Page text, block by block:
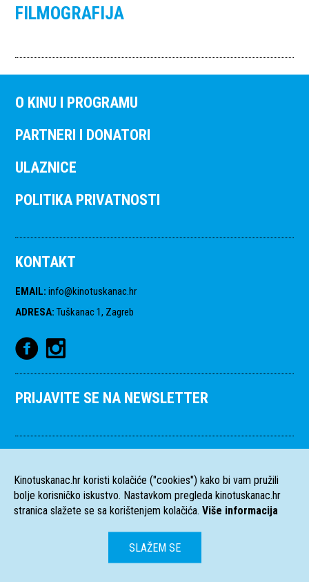
FILMOGRAFIJA
O KINU I PROGRAMU
PARTNERI I DONATORI
ULAZNICE
POLITIKA PRIVATNOSTI
KONTAKT
EMAIL: info@kinotuskanac.hr
ADRESA: Tuškanac 1, Zagreb
PRIJAVITE SE NA NEWSLETTER
Kinotuskanac.hr koristi kolačiće ("cookies") kako bi vam pružili
bolje korisničko iskustvo. Nastavkom pregleda kinotuskanac.hr
stranica slažete se sa korištenjem kolačića. Više informacija
SLAŽEM SE